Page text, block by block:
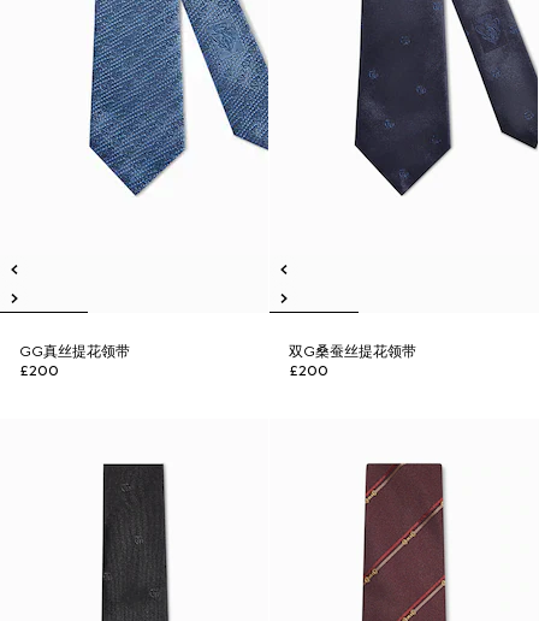
GG真丝提花领带
£200
双G桑蚕丝提花领带
£200